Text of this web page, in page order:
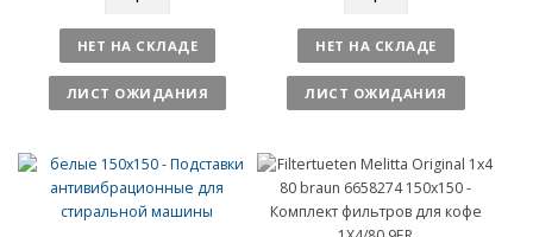
л
и
ч
е
в
о
НЕТ НА СКЛАДЕ
ЛИСТ ОЖИДАНИЯ
л
и
ч
е
о
НЕТ НА СКЛАДЕ
ЛИСТ ОЖИДАНИЯ